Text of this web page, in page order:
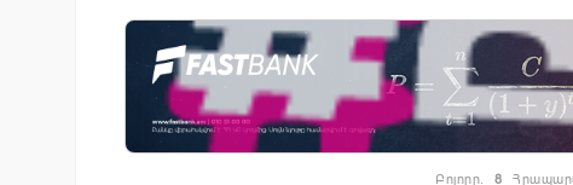
Բոլորը. 8